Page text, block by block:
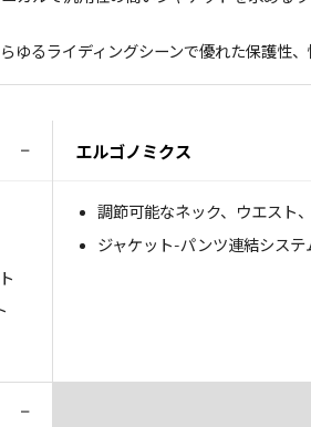
ゆるライディングシーンで優れた保護性
− エルゴノミクス
調節可能なネック、ウエスト
ジャケット-パンツ連結システ
−